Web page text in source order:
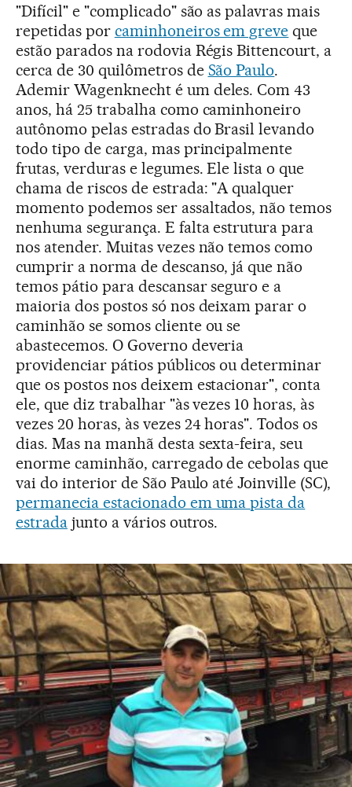
"Difícil" e "complicado" são as palavras mais
repetidas por caminhoneiros em greve que
estão parados na rodovia Régis Bittencourt, a
cerca de 30 quilômetros de São Paulo.
Ademir Wagenknecht é um deles. Com 43
anos, há 25 trabalha como caminhoneiro
autônomo pelas estradas do Brasil levando
todo tipo de carga, mas principalmente
frutas, verduras e legumes. Ele lista o que
chama de riscos de estrada: "A qualquer
momento podemos ser assaltados, não temos
nenhuma segurança. E falta estrutura para
nos atender. Muitas vezes não temos como
cumprir a norma de descanso, já que não
temos pátio para descansar seguro e a
maioria dos postos só nos deixam parar o
caminhão se somos cliente ou se
abastecemos. O Governo deveria
providenciar pátios públicos ou determinar
que os postos nos deixem estacionar", conta
ele, que diz trabalhar "às vezes 10 horas, às
vezes 20 horas, às vezes 24 horas". Todos os
dias. Mas na manhã desta sexta-feira, seu
enorme caminhão, carregado de cebolas que
vai do interior de São Paulo até Joinville (SC),
permanecia estacionado em uma pista da
estradajunto a vários outros.